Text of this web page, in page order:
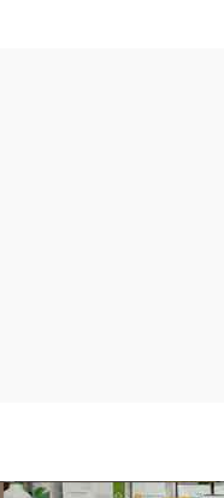
trớ…
như khi bạn đang ở
sẽ suốt cả ngày.